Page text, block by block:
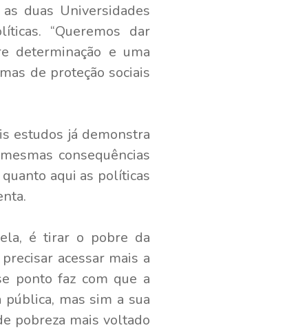
duas Universidades
“Queremos dar
determinação e uma
de proteção sociais
estudos já demonstra
consequências
aqui as políticas
é tirar o pobre da
acessar mais a
ponto faz com que a
mas sim a sua
pobreza mais voltado